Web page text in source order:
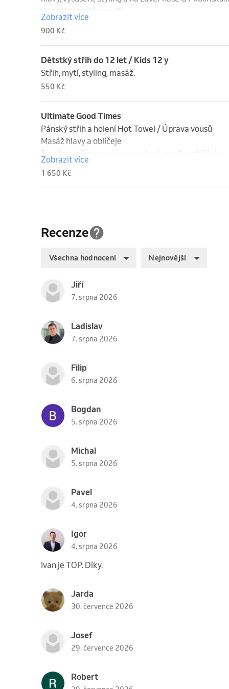
Danesi samozřejmostí.
Zobrazit více
900 Kč
Dětstký střih do 12 let / Kids 12 y
Střih, mytí, styling, masáž.
550 Kč
Ultimate Good Times
Pánský střih a holení Hot Towel / Úprava vousů
Masáž hlavy a obličeje
Depilace uší a nosu, úprava obočí, peeling obličeje a
černá slupovací maska proti černým tečkám.
Čepované pivo Birra Moretti, káva Danesi
samozřejmostí
Zobrazit více
1 650 Kč
Recenze
Všechna hodnocení Nejnovější
Jiří
7. srpna 2026
Ladislav
7. srpna 2026
Filip
6. srpna 2026
Bogdan
5. srpna 2026
Michal
5. srpna 2026
Pavel
4. srpna 2026
Igor
4. srpna 2026
Ivan je TOP. Díky.
Jarda
30. července 2026
Josef
29. července 2026
Robert